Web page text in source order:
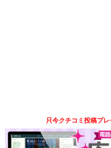
只今クチコミ投稿プ